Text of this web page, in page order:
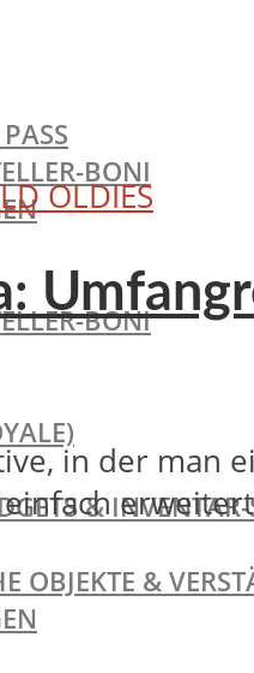
BONI
BONI
& INVENTAR-
OBJEKTE &
OLDIES
in der man